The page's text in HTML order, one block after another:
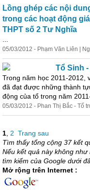
Lồng ghép các nội
trong các hoạt động
THPT số 2 Tư Nghĩa
05/03/2012 - Phạm Văn Liên |
Tổ Sinh
Trong năm học 2011-2012,
đã đạt được những thành
động của tổ trong năm
05/03/2012 - Phan Thị Bắc - Tổ
1 2 Trang sau
Tìm thấy tổng cộng 37 kết
Nếu kết quả này không
tìm kiếm của Google dưới
Mở rộng trên Internet :